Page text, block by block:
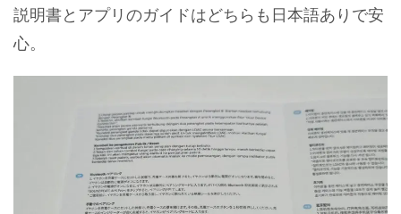
説明書とアプリのガイドはどちらも日本語ありで安
心。